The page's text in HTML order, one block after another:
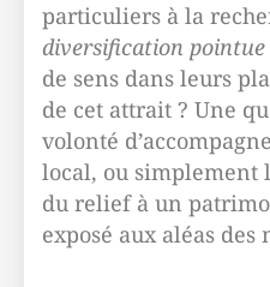
particuliers à la
diversification pointue
de sens dans leurs
de cet attrait ? Une
volonté
local, ou simplement
du relief à un
exposé aux aléas des